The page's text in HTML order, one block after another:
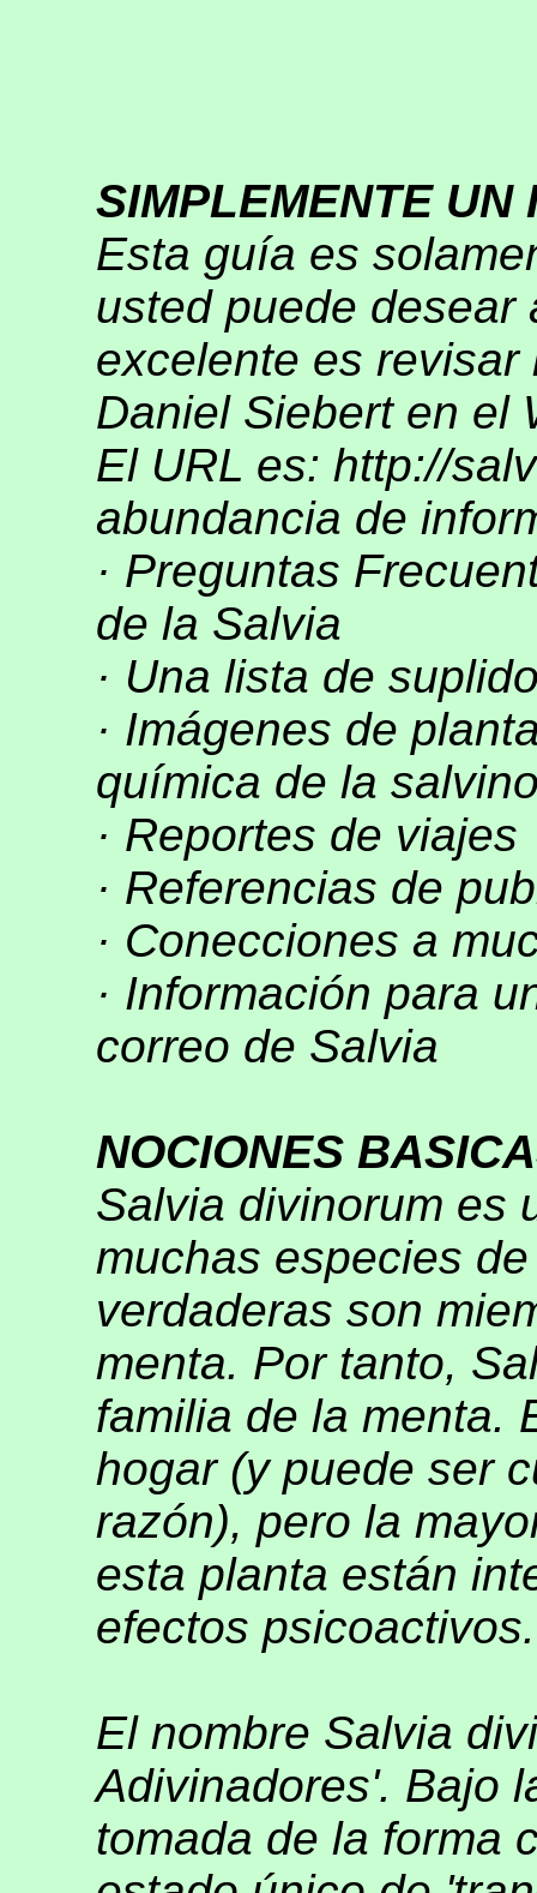
SIMPLEMENTE UN
Esta guía es
usted puede desear
excelente es
Daniel Siebert en el
El URL es: http://
abundancia de
· Preguntas
de la Salvia
· Una lista de
· Imágenes de
química de la
· Reportes de viajes
· Referencias de
· Conecciones a
· Información para
correo de Salvia
NOCIONES
Salvia divinorum es
muchas especies
verdaderas son
menta. Por tanto,
familia de la menta.
hogar (y puede ser
razón), pero la
esta planta están
efectos psicoactivos.
El nombre Salvia
Adivinadores'. Bajo
tomada de la forma